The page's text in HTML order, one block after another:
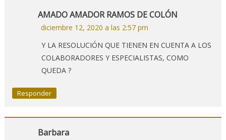
AMADO AMADOR RAMOS DE COLÓN
diciembre 12, 2020 a las 2:57 pm
Y LA RESOLUCIÓN QUE TIENEN EN CUENTA A LOS
COLABORADORES Y ESPECIALISTAS, COMO
QUEDA ?
Responder
Barbara